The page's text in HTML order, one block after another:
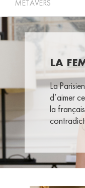
MÉTAVERS
LA
La
d’aimer
la